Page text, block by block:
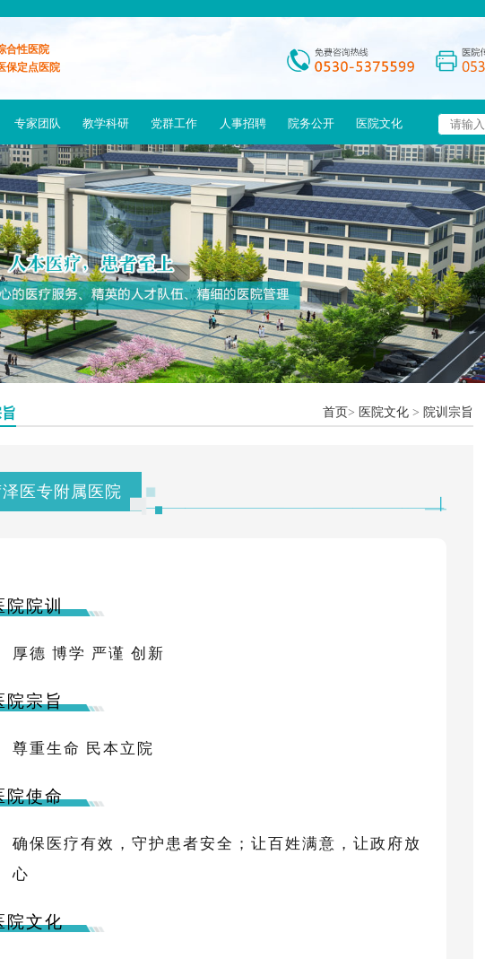
合性医院
保定点医院
专家团队 教学科研 党群工作 人事招聘 院务公开 医院文化
首页> 医院文化 > 院训宗旨
医专附属医院
院院训
厚德 博学 严谨 创新
院宗旨
尊重生命 民本立院
院使命
确保医疗有效，守护患者安全；让百姓满意，让政府放
心
院文化